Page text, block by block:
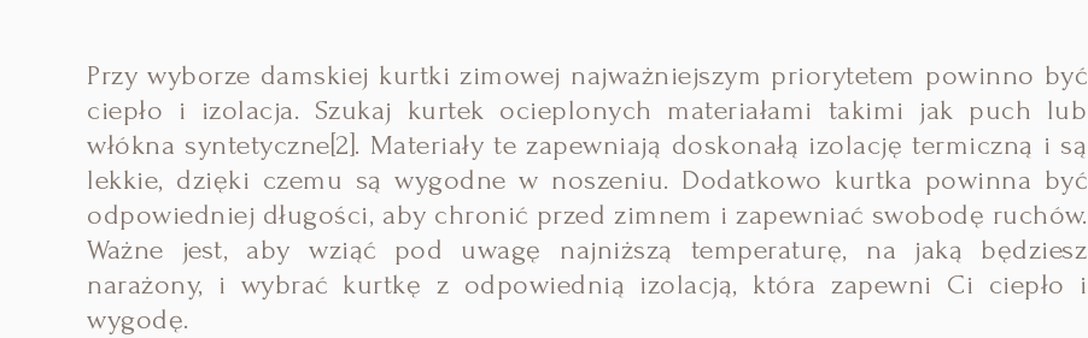
Przy wyborze damskiej kurtki zimowej najważniejszym priorytetem powinno być
ciepło i izolacja. Szukaj kurtek ocieplonych materiałami takimi jak puch lub
włókna syntetyczne[2]. Materiały te zapewniają doskonałą izolację termiczną i są
lekkie, dzięki czemu są wygodne w noszeniu. Dodatkowo kurtka powinna być
odpowiedniej długości, aby chronić przed zimnem i zapewniać swobodę ruchów.
Ważne jest, aby wziąć pod uwagę najniższą temperaturę, na jaką będziesz
narażony, i wybrać kurtkę z odpowiednią izolacją, która zapewni Ci ciepło i
wygodę.